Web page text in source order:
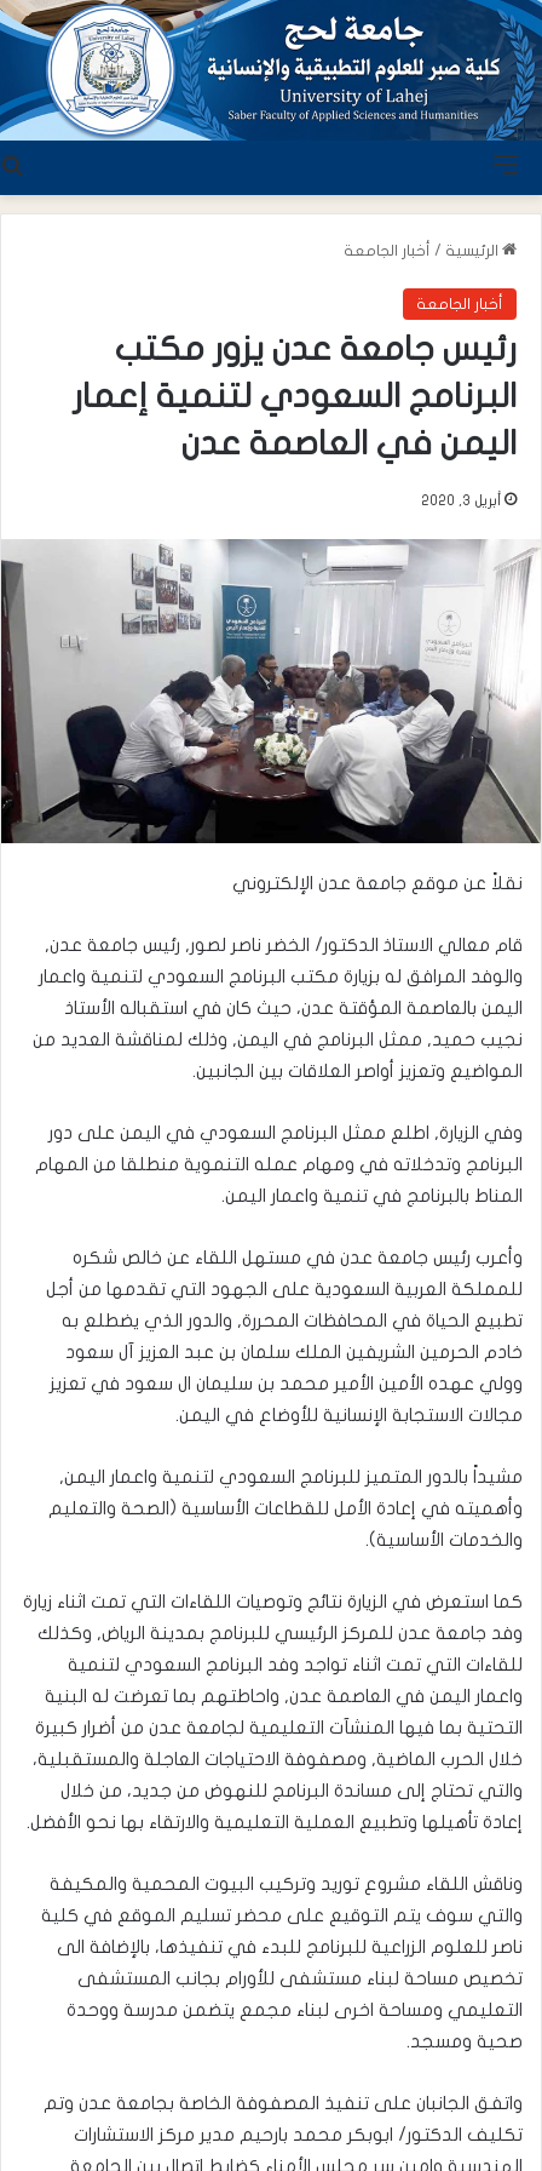
القائمة
الرئيسية / أخبار الجامعة
أخبار الجامعة
رئيس جامعة عدن يزور مكتب
البرنامج السعودي لتنمية إعمار
اليمن في العاصمة عدن
أبريل 3, 2020
نقلاً عن موقع جامعة عدن الإلكتروني
قام معالي الاستاذ الدكتور/ الخضر ناصر لصور, رئيس جامعة عدن,
والوفد المرافق له بزيارة مكتب البرنامج السعودي لتنمية واعمار
اليمن بالعاصمة المؤقتة عدن، حيث كان في استقباله الأستاذ
نجيب حميد, ممثل البرنامج في اليمن, وذلك لمناقشة العديد من
المواضيع وتعزيز أواصر العلاقات بين الجانبين.
وفي الزيارة, اطلع ممثل البرنامج السعودي في اليمن على دور
البرنامج وتدخلاته في ومهام عمله التنموية منطلقا من المهام
المناط بالبرنامج في تنمية واعمار اليمن.
وأعرب رئيس جامعة عدن في مستهل اللقاء عن خالص شكره
للمملكة العربية السعودية على الجهود التي تقدمها من أجل
تطبيع الحياة في المحافظات المحررة, والدور الذي يضطلع به
خادم الحرمين الشريفين الملك سلمان بن عبد العزيز آل سعود
وولي عهده الأمين الأمير محمد بن سليمان ال سعود في تعزيز
مجالات الاستجابة الإنسانية للأوضاع في اليمن.
مشيداً بالدور المتميز للبرنامج السعودي لتنمية واعمار اليمن,
وأهميته في إعادة الأمل للقطاعات الأساسية (الصحة والتعليم
والخدمات الأساسية).
كما استعرض في الزيارة نتائج وتوصيات اللقاءات التي تمت اثناء زيارة
وفد جامعة عدن للمركز الرئيسي للبرنامج بمدينة الرياض, وكذلك
للقاءات التي تمت اثناء تواجد وفد البرنامج السعودي لتنمية
واعمار اليمن في العاصمة عدن, واحاطتهم بما تعرضت له البنية
التحتية بما فيها المنشآت التعليمية لجامعة عدن من أضرار كبيرة
خلال الحرب الماضية, ومصفوفة الاحتياجات العاجلة والمستقبلية،
والتي تحتاج إلى مساندة البرنامج للنهوض من جديد، من خلال
إعادة تأهيلها وتطبيع العملية التعليمية والارتقاء بها نحو الأفضل.
وناقش اللقاء مشروع توريد وتركيب البيوت المحمية والمكيفة
والتي سوف يتم التوقيع على محضر تسليم الموقع في كلية
ناصر للعلوم الزراعية للبرنامج للبدء في تنفيذها، بالإضافة الى
تخصيص مساحة لبناء مستشفى للأورام بجانب المستشفى
التعليمي ومساحة اخرى لبناء مجمع يتضمن مدرسة ووحدة
صحية ومسجد.
واتفق الجانبان على تنفيذ المصفوفة الخاصة بجامعة عدن وتم
تكليف الدكتور/ ابوبكر محمد بارحيم مدير مركز الاستشارات
الهندسية وامين سر مجلس الأمناء كضابط اتصال بين الجامعة